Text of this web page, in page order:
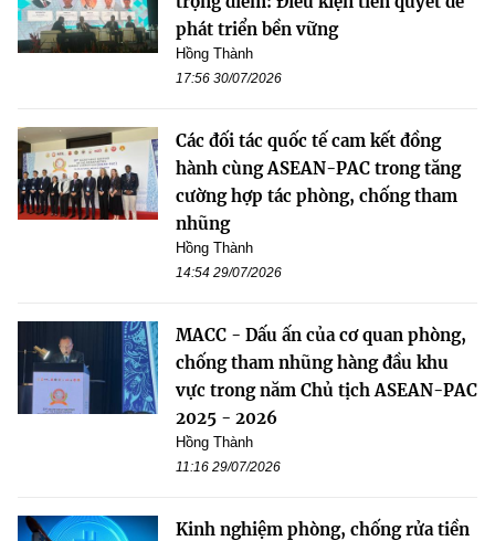
phát triển bền vững
Hồng Thành
17:56 30/07/2026
Các đối tác quốc tế cam kết đồng
hành cùng ASEAN-PAC trong tăng
cường hợp tác phòng, chống tham
nhũng
Hồng Thành
14:54 29/07/2026
MACC - Dấu ấn của cơ quan phòng,
chống tham nhũng hàng đầu khu
vực trong năm Chủ tịch ASEAN-PAC
2025 - 2026
Hồng Thành
11:16 29/07/2026
Kinh nghiệm phòng, chống rửa tiền